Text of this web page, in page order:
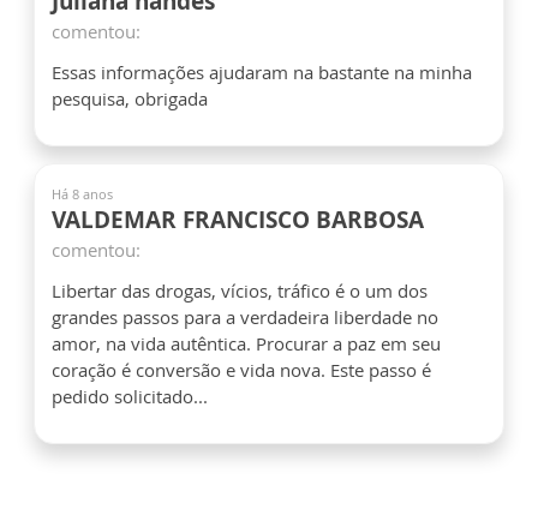
comentou:
Essas informações ajudaram na bastante na minha
pesquisa, obrigada
Há 8 anos
VALDEMAR FRANCISCO BARBOSA
comentou:
Libertar das drogas, vícios, tráfico é o um dos
grandes passos para a verdadeira liberdade no
amor, na vida autêntica. Procurar a paz em seu
coração é conversão e vida nova. Este passo é
pedido solicitado...